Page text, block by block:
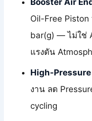
Booster Air
Oil-Free Piston
bar(g) — ไม่ใช่
แรงดัน
High-Pressure
งาน ลด
cycling